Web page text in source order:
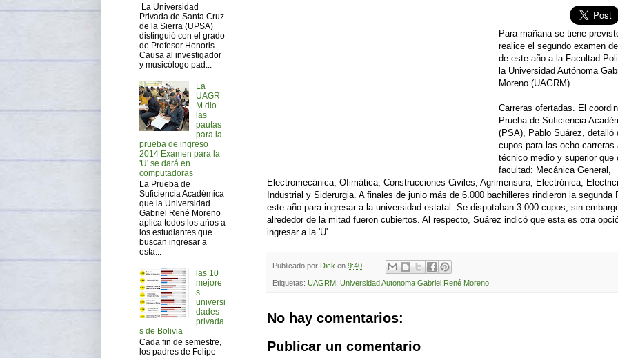
Para mañana se tiene
realice el segundo examen
de este año a la Facultad
la Universidad Autónoma
Moreno (UAGRM).
Carreras ofertadas. El
Prueba de Suficiencia
(PSA), Pablo Suárez, detalló
cupos para las ocho carreras
técnico medio y superior que
facultad: Mecánica General,
Electromecánica, Ofimática, Construcciones Civiles, Agrimensura, Electrónica,
Industrial y Siderurgia. A finales de junio más de 6.000 bachilleres rindieron la segunda
este año para ingresar a la universidad estatal. Se disputaban 3.000 cupos; sin
alrededor de la mitad fueron cubiertos. Al respecto, Suárez indicó que esta es otra
ingresar a la 'U'.
Publicado por Dick en 9:40
Etiquetas: UAGRM: Universidad Autonoma Gabriel René Moreno
No hay comentarios:
Publicar un comentario
La Universidad
Privada de Santa Cruz
de la Sierra (UPSA)
distinguió con el grado
de Profesor Honoris
Causa al investigador
y musicólogo pad...
La
UAGR
M dio
las
pautas
para la
prueba de ingreso
2014 Examen para la
'U' se dará en
computadoras
La Prueba de
Suficiencia Académica
que la Universidad
Gabriel René Moreno
aplica todos los años a
los estudiantes que
buscan ingresar a
esta...
las 10
mejore
s
universi
dades
privada
s de Bolivia
Cada fin de semestre,
los padres de Felipe